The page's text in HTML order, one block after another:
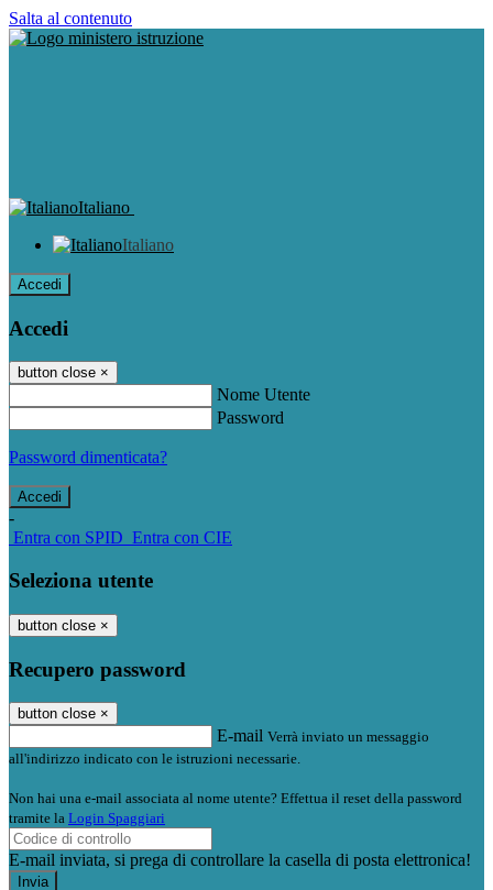
Salta al contenuto
Italiano
Italiano
Accedi
Accedi
button close ×
Nome Utente
Password
Password dimenticata?
-
Entra con SPID Entra con CIE
Seleziona utente
button close ×
Recupero password
button close ×
E-mail Verrà inviato un messaggio
all'indirizzo indicato con le istruzioni necessarie.
Non hai una e-mail associata al nome utente? Effettua il reset della password
tramite la Login Spaggiari
E-mail inviata, si prega di controllare la casella di posta elettronica!